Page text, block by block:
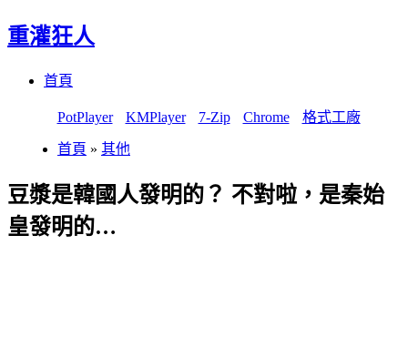
重灌狂人
首頁
PotPlayer KMPlayer 7-Zip Chrome 格式工廠
首頁 » 其他
豆漿是韓國人發明的？ 不對啦，是秦始
皇發明的…